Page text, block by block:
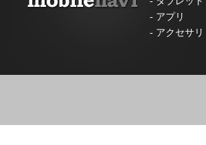
- アプリ
- アクセサリ